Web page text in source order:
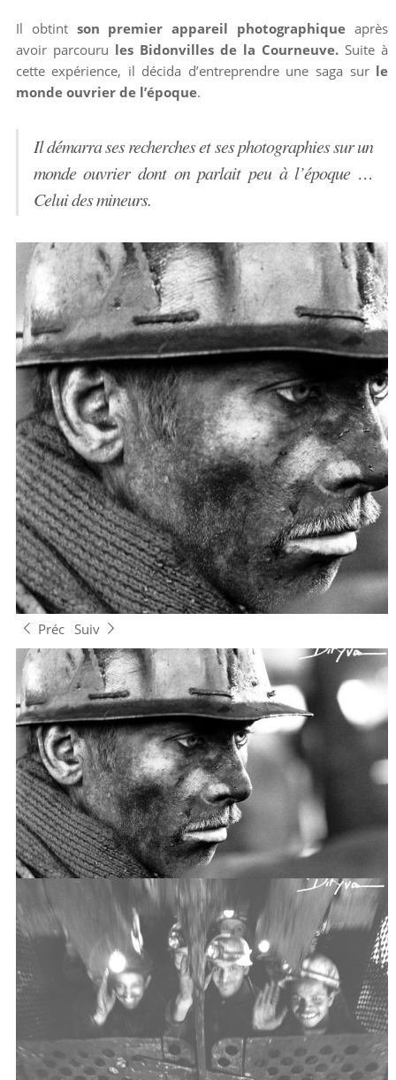
Il obtint son premier appareil photographique après
avoir parcouru les Bidonvilles de la Courneuve. Suite à
cette expérience, il décida d’entreprendre une saga surle
monde ouvrier de l’époque.
Il démarra ses recherches et ses photographies sur un
monde ouvrier dont on parlait peu à l’époque …
Celui des mineurs.
Préc Suiv